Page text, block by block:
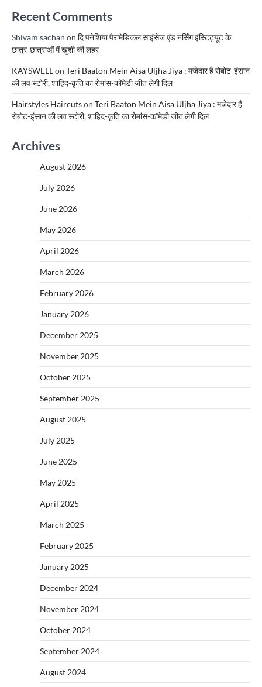
Recent Comments
Shivam sachan on दि पनेशिया पैरामेडिकल साइंसेज एंड नर्सिंग इंस्टिट्यूट के
छात्र-छात्राओं में खुशी की लहर
KAYSWELLon Teri Baaton Mein Aisa Uljha Jiya : मजेदार है रोबोट-इंसान
की लव स्टोरी, शाहिद-कृति का रोमांस-कॉमेडी जीत लेगी दिल
Hairstyles Haircutson Teri Baaton Mein Aisa Uljha Jiya : मजेदार है
रोबोट-इंसान की लव स्टोरी, शाहिद-कृति का रोमांस-कॉमेडी जीत लेगी दिल
Archives
August 2026
July 2026
June 2026
May 2026
April 2026
March 2026
February 2026
January 2026
December 2025
November 2025
October 2025
September 2025
August 2025
July 2025
June 2025
May 2025
April 2025
March 2025
February 2025
January 2025
December 2024
November 2024
October 2024
September 2024
August 2024